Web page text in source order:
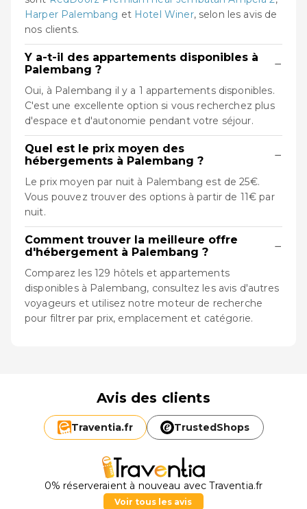
Harper Palembang et Hotel Winer, selon les avis de
nos clients.
Y a-t-il des appartements disponibles à
Palembang ?
−
Oui, à Palembang il y a 1 appartements disponibles.
C'est une excellente option si vous recherchez plus
d'espace et d'autonomie pendant votre séjour.
Quel est le prix moyen des
hébergements à Palembang ?
−
Le prix moyen par nuit à Palembang est de 25€.
Vous pouvez trouver des options à partir de 11€ par
nuit.
Comment trouver la meilleure offre
d'hébergement à Palembang ?
−
Comparez les 129 hôtels et appartements
disponibles à Palembang, consultez les avis d'autres
voyageurs et utilisez notre moteur de recherche
pour filtrer par prix, emplacement et catégorie.
Avis des clients
Traventia.fr TrustedShops
0% réserveraient à nouveau avec Traventia.fr
Voir tous les avis